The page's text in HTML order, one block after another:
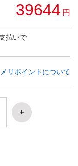
39644 円
払いで
メリポイントについて